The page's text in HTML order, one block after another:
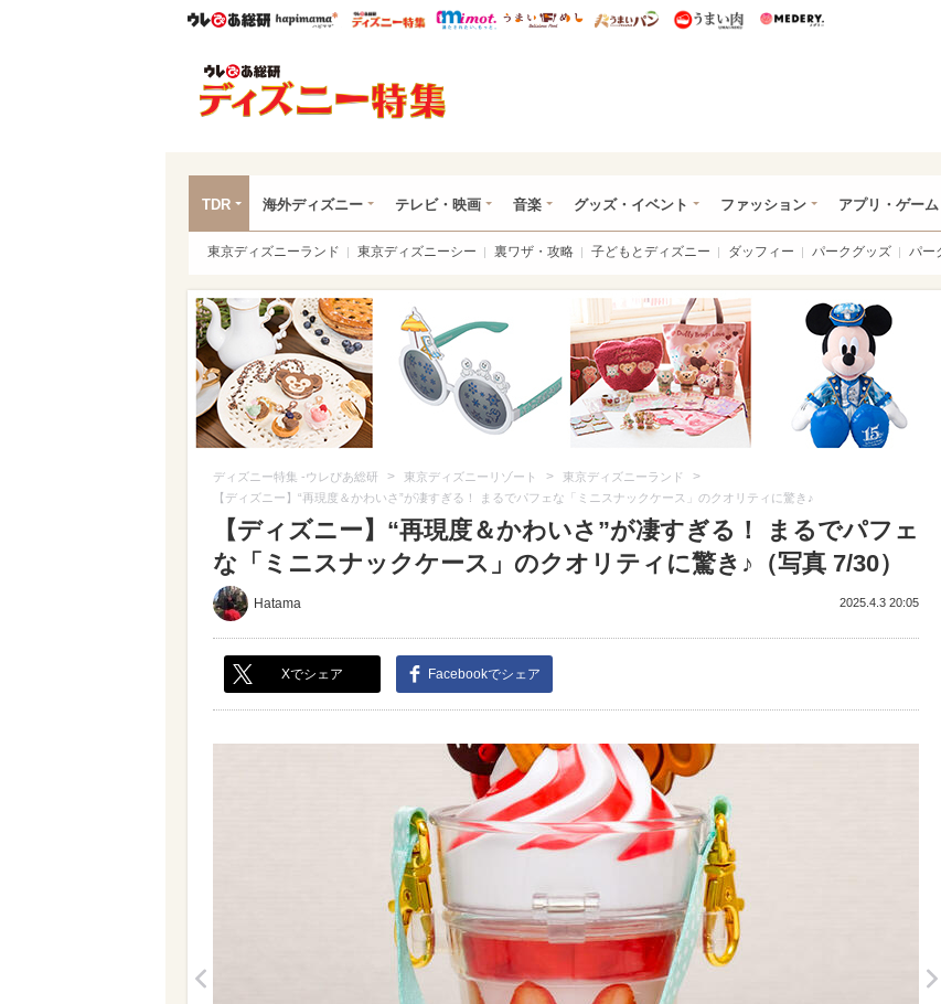
ウレぴあ総研ハピママ* ウレぴあ総研 ディズニー特集
mimot. うまいめし うまいパン うまい肉
TDR 海外ディズニー テレビ・映画 音楽 グッズ・イベント ファッション アプリ・ゲーム
東京ディズニーランド 東京ディズニーシー 裏ワザ・攻略 子どもとディズニー ダッフィー パークグッズ パー
ディズニー特集 -ウレぴあ総研 > 東京ディズニーリゾート > 東京ディズニーランド >
【ディズニー】“再現度＆かわいさ”が凄すぎる！ まるでパフェな「ミニスナックケース」のクオリティに驚き♪
【ディズニー】“再現度＆かわいさ”が凄すぎる！ まるでパフェ
な「ミニスナックケース」のクオリティに驚き♪（写真 7/30）
Hatama 2025.4.3 20:05
Xでシェア Facebookでシェア